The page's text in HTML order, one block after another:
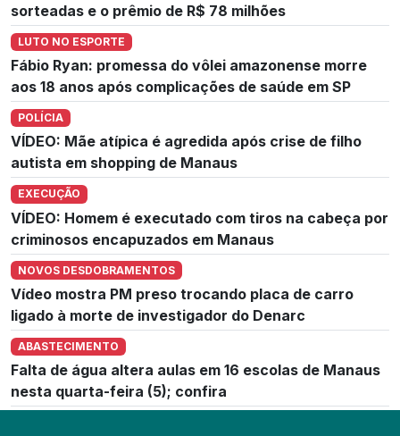
sorteadas e o prêmio de R$ 78 milhões
LUTO NO ESPORTE
Fábio Ryan: promessa do vôlei amazonense morre
aos 18 anos após complicações de saúde em SP
POLÍCIA
VÍDEO: Mãe atípica é agredida após crise de filho
autista em shopping de Manaus
EXECUÇÃO
VÍDEO: Homem é executado com tiros na cabeça por
criminosos encapuzados em Manaus
NOVOS DESDOBRAMENTOS
Vídeo mostra PM preso trocando placa de carro
ligado à morte de investigador do Denarc
ABASTECIMENTO
Falta de água altera aulas em 16 escolas de Manaus
nesta quarta-feira (5); confira